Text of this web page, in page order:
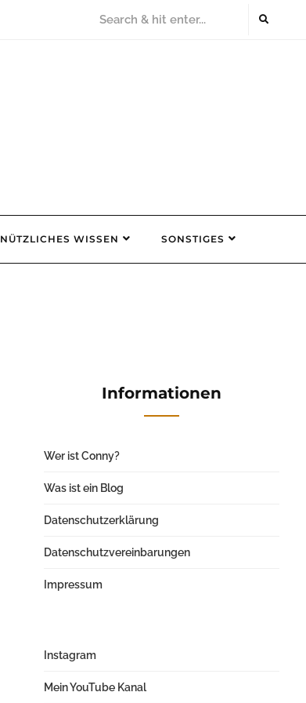
NÜTZLICHES WISSEN SONSTIGES
Informationen
Wer ist Conny?
Was ist ein Blog
Datenschutzerklärung
Datenschutzvereinbarungen
Impressum
Instagram
Mein YouTube Kanal